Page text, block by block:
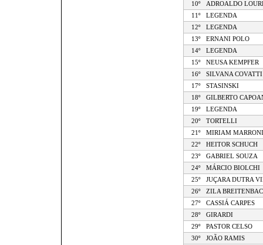
10º
ADROALDO
11º
LEGENDA
12º
LEGENDA
13º
ERNANI POLO
14º
LEGENDA
15º
NEUSA KEMPFER
16º
SILVANA COVATTI
17º
STASINSKI
18º
GILBERTO
19º
LEGENDA
20º
TORTELLI
21º
MIRIAM MARRONI
22º
HEITOR SCHUCH
23º
GABRIEL SOUZA
24º
MÁRCIO BIOLCHI
25º
JUÇARA DUTRA
26º
ZILA
27º
CASSIÁ CARPES
28º
GIRARDI
29º
PASTOR CELSO
30º
JOÃO RAMIS